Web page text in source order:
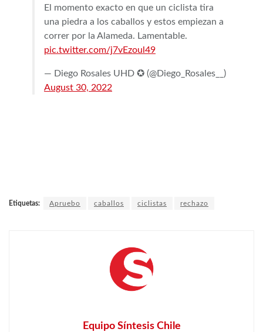
El momento exacto en que un ciclista tira
una piedra a los caballos y estos empiezan a
correr por la Alameda. Lamentable.
pic.twitter.com/j7vEzoul49
— Diego Rosales UHD ✪ (@Diego_Rosales__)
August 30, 2022
Etiquetas: Apruebo caballos ciclistas rechazo
Equipo Síntesis Chile